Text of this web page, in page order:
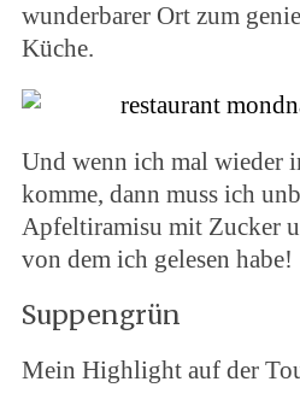
wunderbarer Ort zum
Küche.
Und wenn ich mal wieder
komme, dann muss ich
Apfeltiramisu mit Zucker
von dem ich gelesen habe!
Suppengrün
Mein Highlight auf der